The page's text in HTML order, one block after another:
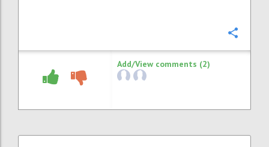
Add/View comments (2)